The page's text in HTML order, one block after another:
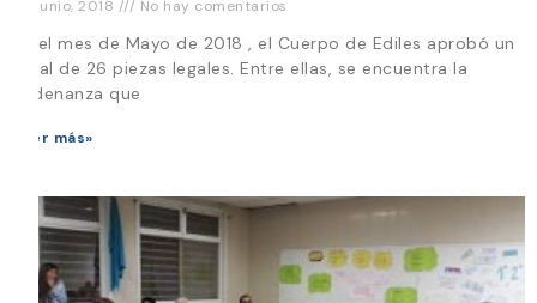
26 junio, 2018 No hay comentarios
En el mes de Mayo de 2018 , el Cuerpo de Ediles aprobó un
total de 26 piezas legales. Entre ellas, se encuentra la
Ordenanza que
Leer más»